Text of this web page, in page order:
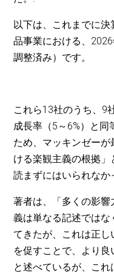
以下は、これまでに
品事業における、
調整済み）です。
これら13社のうち、9
成長率（5～6%）と
ため、マッキンゼー
ける楽観主義の根拠
読まずにはいられなか
著者は、「多くの影
義は単なる記述では
てきたが、これは正
を促すことで、より良
と述べているが、こ